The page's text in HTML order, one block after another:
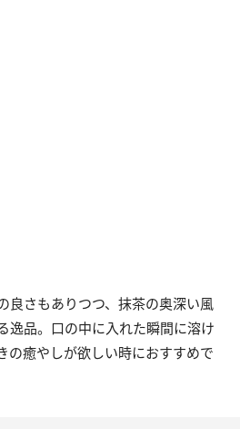
良さもありつつ、抹茶の奥深い風
逸品。口の中に入れた瞬間に溶け
の癒やしが欲しい時におすすめで